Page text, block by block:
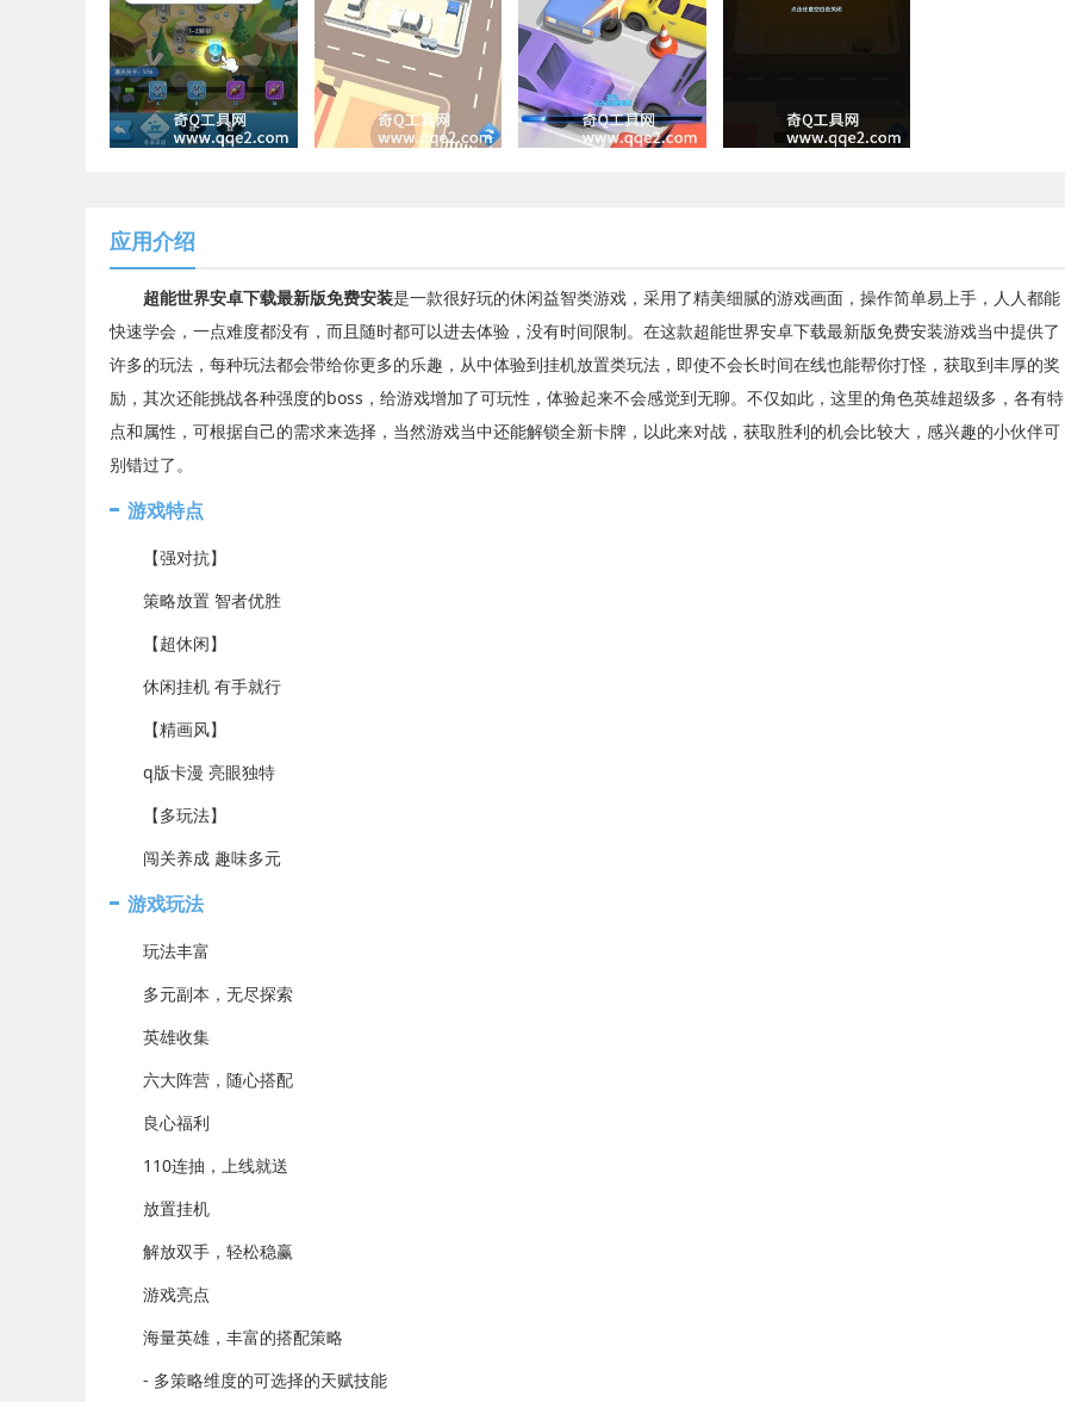
应用介绍
超能世界安卓下载最新版免费安装是一款很好玩的休闲益智类游戏，采用了精美细腻的游戏画面，操作简单易上手，人人都能
快速学会，一点难度都没有，而且随时都可以进去体验，没有时间限制。在这款超能世界安卓下载最新版免费安装游戏当中提供了
许多的玩法，每种玩法都会带给你更多的乐趣，从中体验到挂机放置类玩法，即使不会长时间在线也能帮你打怪，获取到丰厚的奖
励，其次还能挑战各种强度的boss，给游戏增加了可玩性，体验起来不会感觉到无聊。不仅如此，这里的角色英雄超级多，各有特
点和属性，可根据自己的需求来选择，当然游戏当中还能解锁全新卡牌，以此来对战，获取胜利的机会比较大，感兴趣的小伙伴可
别错过了。
游戏特点
【强对抗】
策略放置 智者优胜
【超休闲】
休闲挂机 有手就行
【精画风】
q版卡漫 亮眼独特
【多玩法】
闯关养成 趣味多元
游戏玩法
玩法丰富
多元副本，无尽探索
英雄收集
六大阵营，随心搭配
良心福利
110连抽，上线就送
放置挂机
解放双手，轻松稳赢
游戏亮点
海量英雄，丰富的搭配策略
- 多策略维度的可选择的天赋技能